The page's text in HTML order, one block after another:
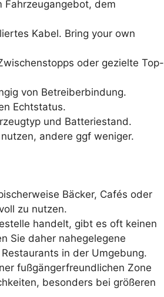
Fahrzeugangebot, dem
Kabel. Bring your own
oder gezielte Top-
von Betreiberbindung.
Echtstatus.
und Batteriestand.
andere ggf weniger.
Bäcker, Cafés oder
zu nutzen.
handelt, gibt es oft keinen
Sie daher nahegelegene
in der Umgebung.
fußgängerfreundlichen Zone
besonders bei größeren